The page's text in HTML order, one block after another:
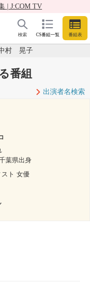
| J:COM TV
CS番組一覧 番組表
検索
村 晃子
番組
出演者名検索
葉県出身
ト 女優